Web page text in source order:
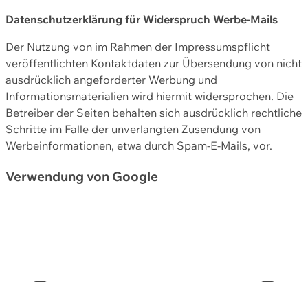
Datenschutzerklärung für Widerspruch Werbe-Mails
Der Nutzung von im Rahmen der Impressumspflicht
veröffentlichten Kontaktdaten zur Übersendung von nicht
ausdrücklich angeforderter Werbung und
Informationsmaterialien wird hiermit widersprochen. Die
Betreiber der Seiten behalten sich ausdrücklich rechtliche
Schritte im Falle der unverlangten Zusendung von
Werbeinformationen, etwa durch Spam-E-Mails, vor.
Verwendung von Google